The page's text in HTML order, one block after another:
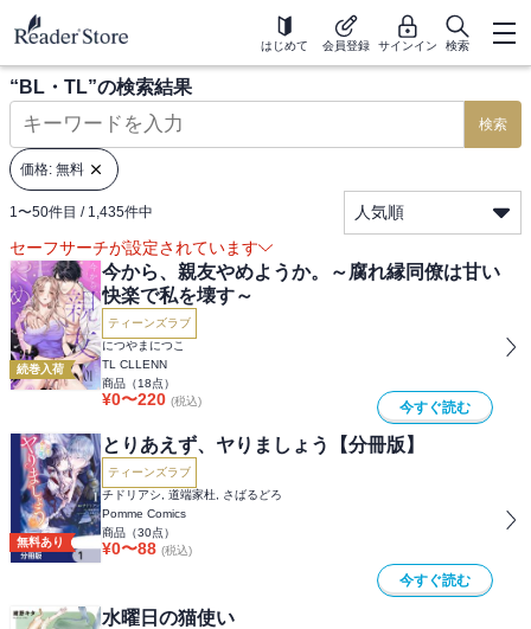
はじめて 会員登録 サインイン 検索
“ BL・TL”の検索結果
検索
価格: 無料
1〜50件目 / 1,435件中
人気順
セーフサーチが設定されています
続巻入荷
今から、親友やめようか。～腐れ縁同僚は甘い
快楽で私を壊す～
ティーンズラブ
につやまにつこ
TL CLLENN
商品（18点）
¥0〜220 (税込) 今すぐ読む
無料あり
とりあえず、ヤりましょう【分冊版】
ティーンズラブ
チドリアシ, 道端家杜, さばるどろ
Pomme Comics
商品（30点）
¥0〜88 (税込)
今すぐ読む
水曜日の猫使い